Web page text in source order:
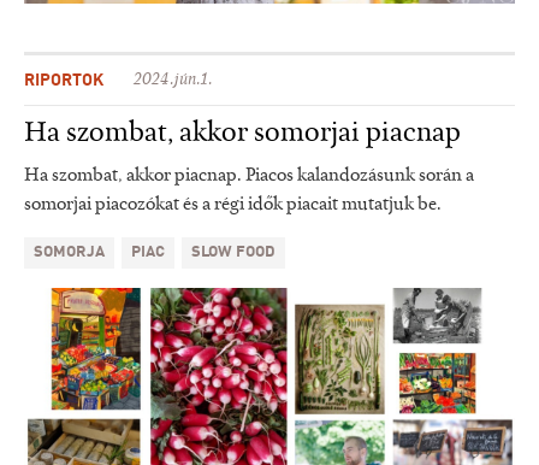
RIPORTOK 2024.jún.1.
Ha szombat, akkor somorjai piacnap
Ha szombat, akkor piacnap. Piacos kalandozásunk során a
somorjai piacozókat és a régi idők piacait mutatjuk be.
SOMORJA PIAC SLOW FOOD